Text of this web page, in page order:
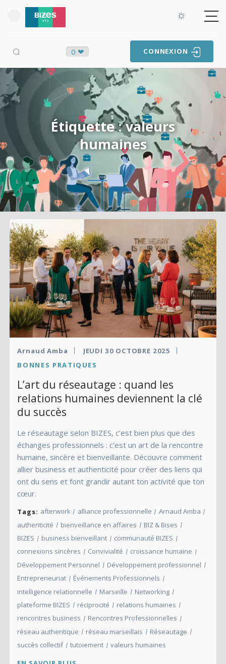
0 ❤ CONNEXION
Étiquette : valeurs
humaines
Arnaud Amba
JEUDI 30 OCTOBRE 2025
BONNES PRATIQUES
L’art du réseautage : quand les
relations humaines deviennent la clé
du succès
Le réseautage selon BIZES, c’est bien plus que des
échanges professionnels : c’est un art de la rencontre
humaine, sincère et bienveillante. Découvre comment
allier business et authenticité pour créer des liens qui
ont du sens et font grandir autant ton activité que ton
cœur.
Tags: afterwork alliance professionnelle
Arnaud Amba
authenticité
bienveillance en affaires
BIZ & Bises
BIZES
business bienveillant
communauté BIZES
connexions sincères
Convivialité
croissance humaine
Développement Personnel
Développement professionnel
Entrepreneuriat
Événements Professionnels
intelligence relationnelle
Marseille
Networking
plateforme BIZES
réciprocité
relations humaines
rencontres business
Rencontres Professionnelles
réseau authentique
réseau marseillais
Réseautage
succès collectif
tutoiement valeurs humaines